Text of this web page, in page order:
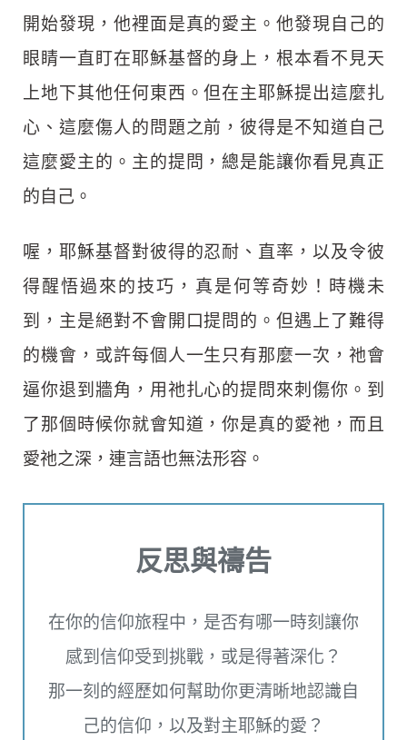
開始發現，他裡面是真的愛主。他發現自己的
眼睛一直盯在耶穌基督的身上，根本看不見天
上地下其他任何東西。但在主耶穌提出這麼扎
心、這麼傷人的問題之前，彼得是不知道自己
這麼愛主的。主的提問，總是能讓你看見真正
的自己。
喔，耶穌基督對彼得的忍耐、直率，以及令彼
得醒悟過來的技巧，真是何等奇妙！時機未
到，主是絕對不會開口提問的。但遇上了難得
的機會，或許每個人一生只有那麼一次，祂會
逼你退到牆角，用祂扎心的提問來刺傷你。到
了那個時候你就會知道，你是真的愛祂，而且
愛祂之深，連言語也無法形容。
反思與禱告
在你的信仰旅程中，是否有哪一時刻讓你
感到信仰受到挑戰，或是得著深化？
那一刻的經歷如何幫助你更清晰地認識自
己的信仰，以及對主耶穌的愛？